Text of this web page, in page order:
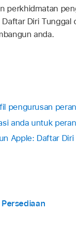
perkhidmatan
Diri
anda.
pengurusan
anda untuk
Apple: Daftar Diri